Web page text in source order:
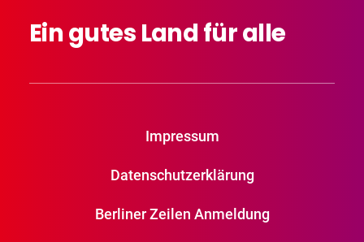
EingutesLandfüralle
Impressum
Datenschutzerklärung
Berliner Zeilen Anmeldung